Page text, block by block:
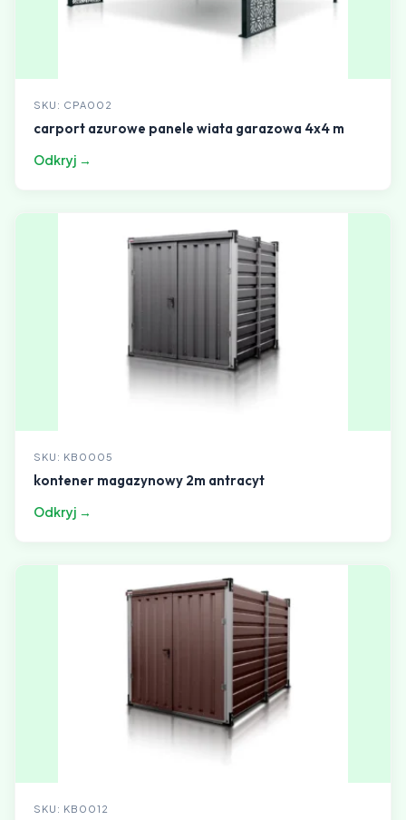
SKU: CPA002
carport azurowe panele wiata garazowa 4x4 m
Odkryj →
SKU: KB0005
kontener magazynowy 2m antracyt
Odkryj →
SKU: KB0012